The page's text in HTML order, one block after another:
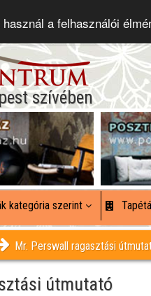
a felhasználói
szívében
kategória szerint
Mr. Perswall ragasztási
útmutató